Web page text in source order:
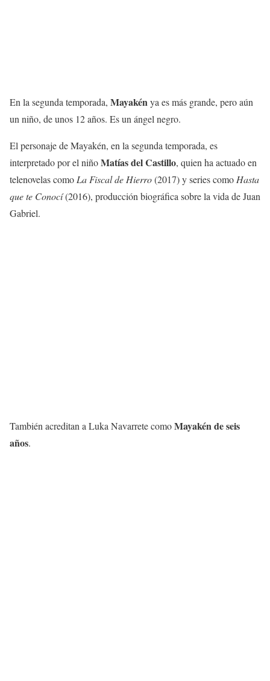
En la segunda temporada, Mayakénya es más grande, pero aún
un niño, de unos 12 años. Es un ángel negro.
El personaje de Mayakén, en la segunda temporada, es
interpretado por el niñoMatías del Castillo, quien ha actuado en
telenovelas comoLa Fiscal de Hierro(2017) y series comoHasta
que te Conocí(2016), producción biográfica sobre la vida de Juan
Gabriel.
También acreditan a Luka Navarrete comoMayakén de seis
años.